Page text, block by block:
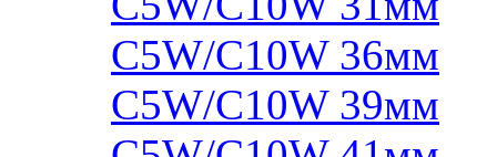
C5W/C10W 36мм
C5W/C10W 39мм